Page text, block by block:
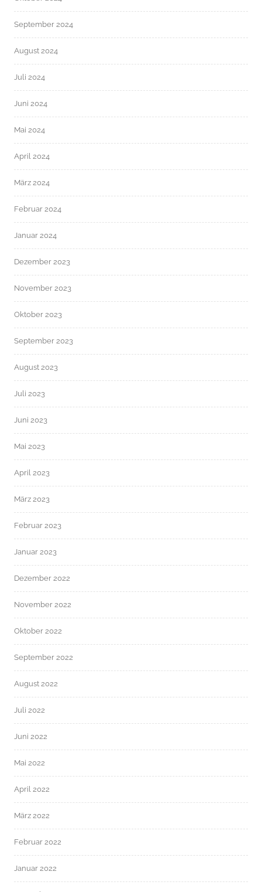
September 2024
August 2024
Juli 2024
Juni 2024
Mai 2024
April 2024
März 2024
Februar 2024
Januar 2024
Dezember 2023
November 2023
Oktober 2023
September 2023
August 2023
Juli 2023
Juni 2023
Mai 2023
April 2023
März 2023
Februar 2023
Januar 2023
Dezember 2022
November 2022
Oktober 2022
September 2022
August 2022
Juli 2022
Juni 2022
Mai 2022
April 2022
März 2022
Februar 2022
Januar 2022